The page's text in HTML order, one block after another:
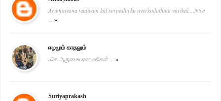
Arumaiyana vadivam kal serpathirku uyerkoduththa varikal....Nice
... »
ஈழமும் காதலும்
மிக அருமையான வரிகள் ... »
Suriyaprakash